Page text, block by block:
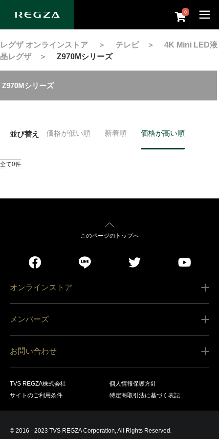
0
レグザ オンラインストア ＞ テレビ＞ 4K Mini LED液
晶レグザ＞ Z970Mシリーズ
Z970Mシリーズ
並び替え 価格が低い順 新着順 価格が高い順
全て0件
このページのトップへ
オンラインストア
営業日カレンダー
メンバーズ
会員規約
商品登録
お問い合わせ
TVS REGZA株式会社
個人情報保護方針
サイトのご利用条件
特定商取引法に基づく表記
© 2016 - 2023 TVS REGZA Corporation, All Rights Reserved.